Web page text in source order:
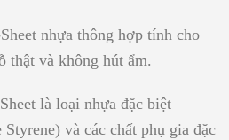
nhựa thông hợp tính cho
thật và không hút ẩm.
là loại nhựa đặc biệt
và các chất phụ gia đặc